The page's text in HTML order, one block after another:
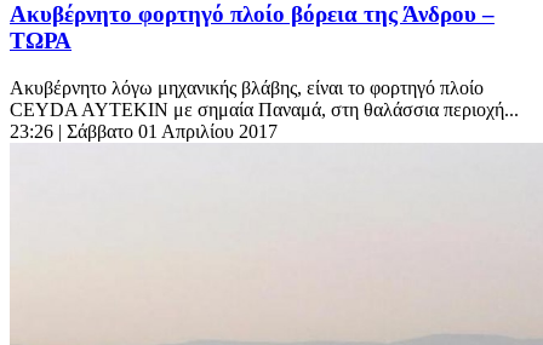
Ακυβέρνητο φορτηγό πλοίο βόρεια της Άνδρου –
ΤΩΡΑ
Ακυβέρνητο λόγω μηχανικής βλάβης, είναι το φορτηγό πλοίο
CEYDA AYTEKIN με σημαία Παναμά, στη θαλάσσια περιοχή...
23:26 | Σάββατο 01 Απριλίου 2017